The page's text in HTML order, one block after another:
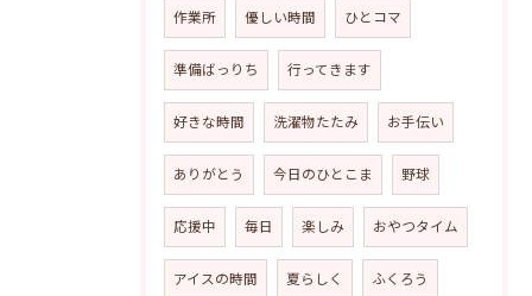
作業所 優しい時間 ひとコマ
準備ばっりち 行ってきます
好きな時間 洗濯物たたみ お手伝い
ありがとう 今日のひとこま 野球
応援中 毎日 楽しみ おやつタイム
アイスの時間 夏らしく ふくろう